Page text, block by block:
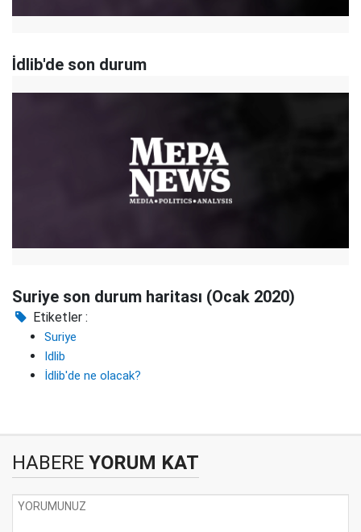
İdlib'de son durum
Suriye son durum haritası (Ocak 2020)
Etiketler :
Suriye
Idlib
İdlib'de ne olacak?
HABERE YORUM KAT